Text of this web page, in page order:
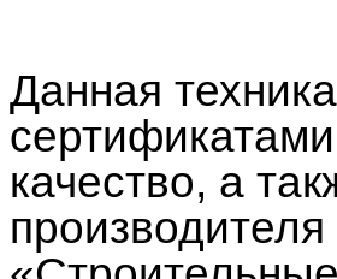
Данная
качество, а